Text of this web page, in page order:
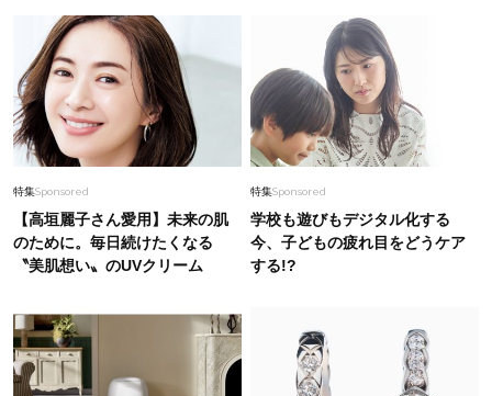
特集Sponsored
【高垣麗子さん愛用】未来の肌
のために。毎日続けたくなる
〝美肌想い〟のUVクリーム
特集Sponsored
学校も遊びもデジタル化する
今、子どもの疲れ目をどうケア
する!?